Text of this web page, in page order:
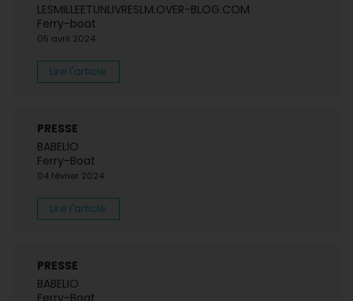
LESMILLEETUNLIVRESLM.OVER-BLOG.COM
Ferry-boat
05 avril 2024
Lire l'article
PRESSE
BABELIO
Ferry-Boat
04 février 2024
Lire l'article
PRESSE
BABELIO
Ferry-Boat